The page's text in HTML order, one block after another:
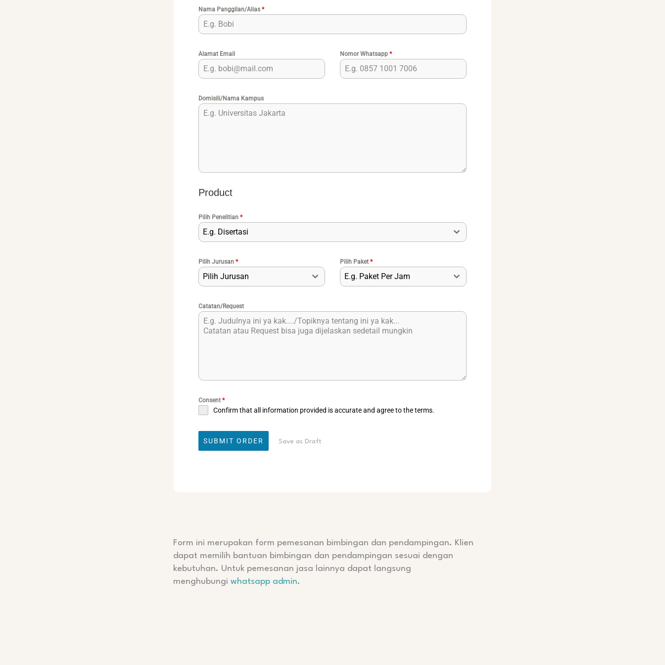
Nama Panggilan/Alias *
Alamat Email Nomor Whatsapp *
Domisili/Nama Kampus
Product
Pilih Penelitian *
E.g. Disertasi
Pilih Jurusan *
Pilih Jurusan
Pilih Paket *
E.g. Paket Per Jam
Catatan/Request
Consent *
Confirm that all information provided is accurate and agree to the terms.
SUBMIT ORDER Save as Draft
Form ini merupakan form pemesanan bimbingan dan pendampingan. Klien
dapat memilih bantuan bimbingan dan pendampingan sesuai dengan
kebutuhan. Untuk pemesanan jasa lainnya dapat langsung
menghubungi whatsapp admin.